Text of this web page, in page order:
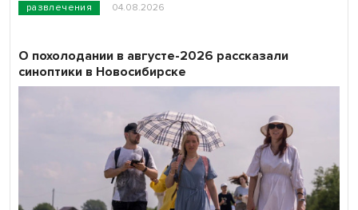
развлечения 04.08.2026
О похолодании в августе-2026 рассказали
синоптики в Новосибирске